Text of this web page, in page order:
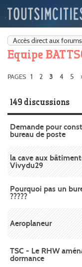
Equipe BAT
PAGES 1 2 3 4 5
149 discussions
Demande pour
bureau de poste
la cave aux
Vivydu29
Pourquoi pas un
?????
Aeroplaneur
TSC - Le RHW
dormance